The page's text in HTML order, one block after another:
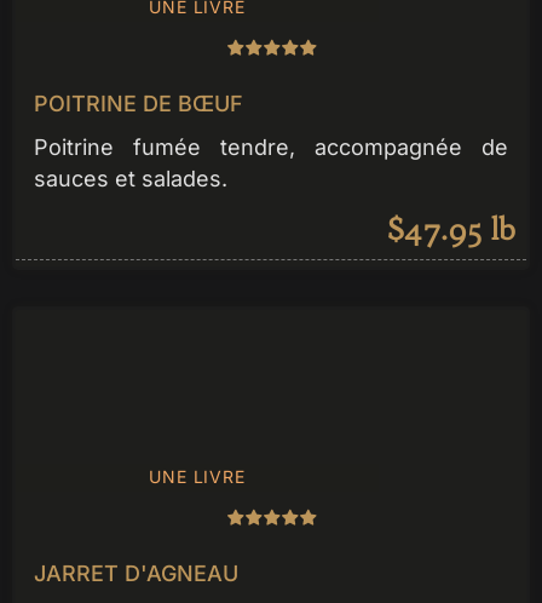
UNE LIVRE
POITRINE DE BŒUF
Poitrine fumée tendre, accompagnée de
sauces et salades.
$47.95 lb
UNE LIVRE
JARRET D'AGNEAU